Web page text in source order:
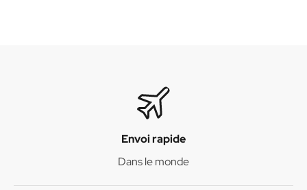
Envoi rapide
Dans le monde